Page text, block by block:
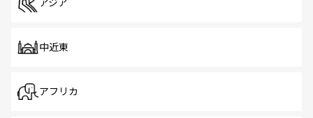
アジア
中近東
アフリカ